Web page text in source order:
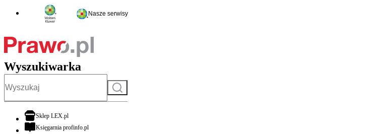
Nasze serwisy
Wyszukiwarka
Szukaj
Sklep LEX.plotwiera się w nowej karcie
Księgarnia profinfo.plotwiera się w nowej karcie